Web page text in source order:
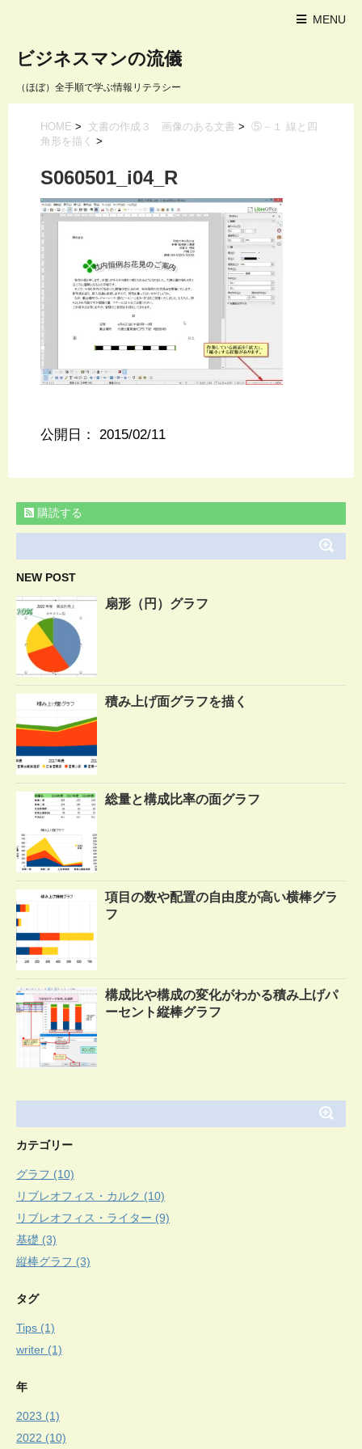
MENU
ビジネスマンの流儀
（ほぼ）全手順で学ぶ情報リテラシー
HOME > 文書の作成３ 画像のある文書 > ⑤－１ 線と四
角形を描く >
S060501_i04_R
公開日： 2015/02/11
購読する
NEW POST
扇形（円）グラフ
積み上げ面グラフを描く
総量と構成比率の面グラフ
項目の数や配置の自由度が高い横棒グラ
フ
構成比や構成の変化がわかる積み上げパ
ーセント縦棒グラフ
カテゴリー
グラフ (10)
リブレオフィス・カルク (10)
リブレオフィス・ライター (9)
基礎 (3)
縦棒グラフ (3)
タグ
Tips (1)
writer (1)
年
2023 (1)
2022 (10)